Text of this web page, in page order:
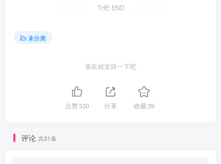
THE END
未分类
喜欢就支持一下吧
点赞330 分享 收藏39
评论 共31条